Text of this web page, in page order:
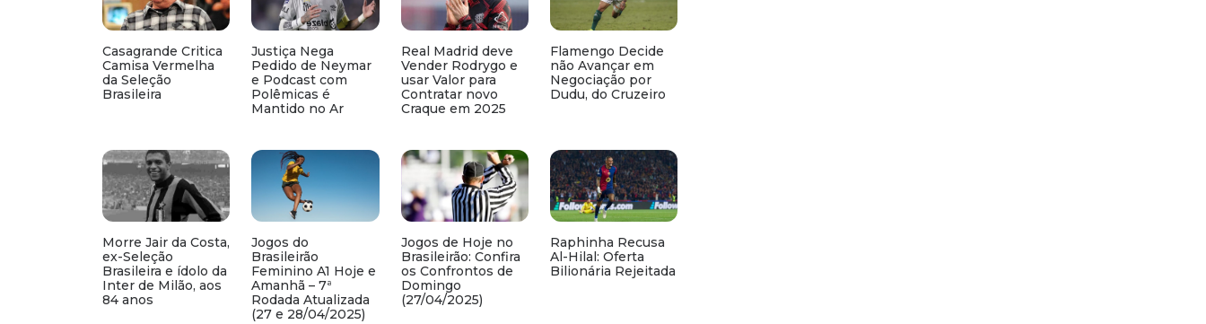
Casagrande Critica
Camisa Vermelha
da Seleção
Brasileira
Justiça Nega
Pedido de Neymar
e Podcast com
Polêmicas é
Mantido no Ar
Real Madrid deve
Vender Rodrygo e
usar Valor para
Contratar novo
Craque em 2025
Flamengo Decide
não Avançar em
Negociação por
Dudu, do Cruzeiro
Morre Jair da Costa,
ex-Seleção
Brasileira e ídolo da
Inter de Milão, aos
84 anos
Jogos do
Brasileirão
Feminino A1 Hoje e
Amanhã – 7ª
Rodada Atualizada
(27 e 28/04/2025)
Jogos de Hoje no
Brasileirão: Confira
os Confrontos de
Domingo
(27/04/2025)
Raphinha Recusa
Al-Hilal: Oferta
Bilionária Rejeitada